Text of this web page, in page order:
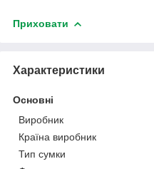
Приховати
Характеристики
Основні
Виробник
Країна виробник
Тип сумки